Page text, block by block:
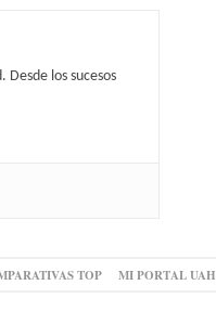
los sucesos
TOP MI PORTAL UAH